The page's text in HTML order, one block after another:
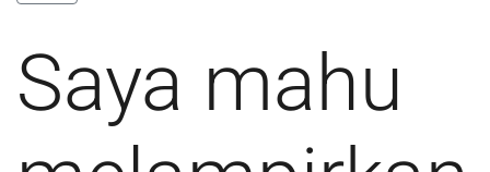
Saya mahu